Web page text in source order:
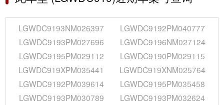
LGWDC9193NM026397
LGWDC9192PM040777
LGWDC9193PM027696
LGWDC9196NM027124
LGWDC9195PM029112
LGWDC9190PM029115
LGWDC919XPM035441
LGWDC919XNM025764
LGWDC9192PM039614
LGWDC9195PM035458
LGWDC9193PM030789
LGWDC9193PM032624